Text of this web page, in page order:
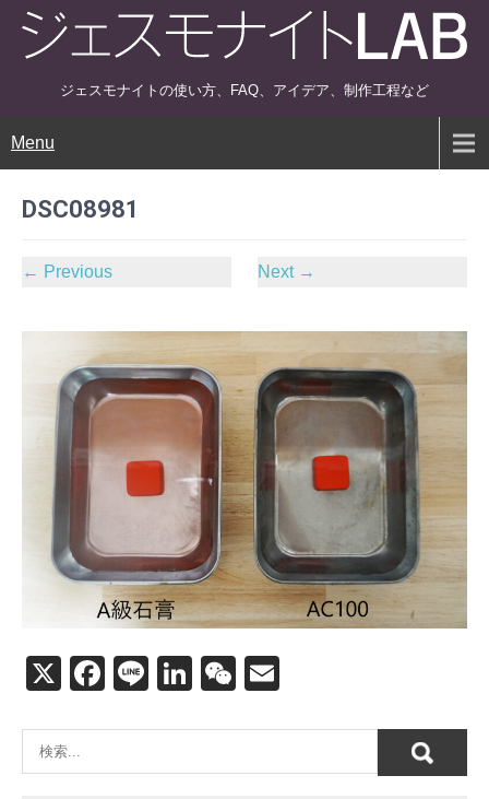
ジェスモナイトの使い方、FAQ、アイデア、制作工程など
Menu
DSC08981
← Previous Next →
X
F
c
e
Li
e
Li
k
e
W
C
h
ail